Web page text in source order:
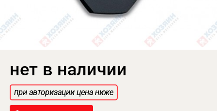
нет в наличии
при авторизации цена ниже